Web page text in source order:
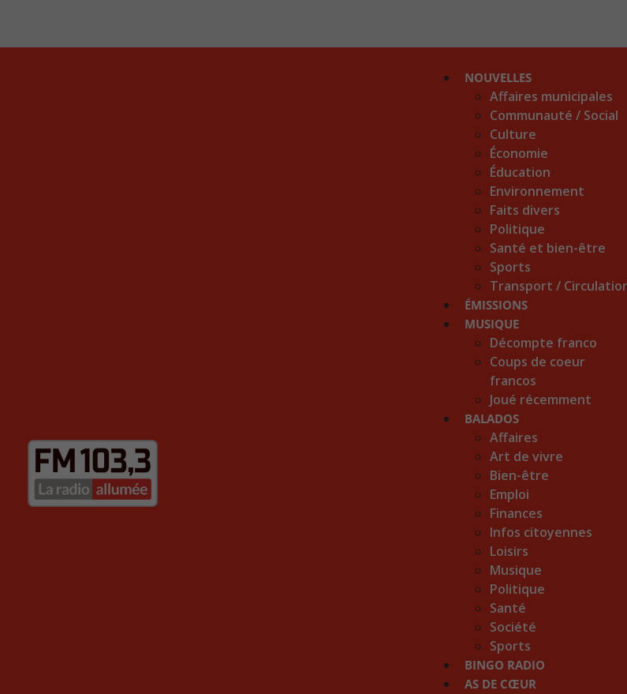
NOUVELLES
Affaires municipales
Communauté / Social
Culture
Économie
Éducation
Environnement
Faits divers
Politique
Santé et bien-être
Sports
Transport /
ÉMISSIONS
MUSIQUE
Décompte franco
Coups de coeur
francos
Joué récemment
BALADOS
Affaires
Art de vivre
Bien-être
Emploi
Finances
Infos citoyennes
Loisirs
Musique
Politique
Santé
Société
Sports
BINGO RADIO
AS DE CŒUR